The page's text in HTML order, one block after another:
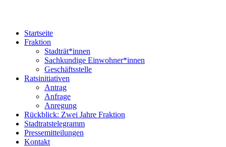
Startseite
Fraktion
Stadträt*innen
Sachkundige Einwohner*innen
Geschäftsstelle
Ratsinitiativen
Antrag
Anfrage
Anregung
Rückblick: Zwei Jahre Fraktion
Stadtratstelegramm
Pressemitteilungen
Kontakt